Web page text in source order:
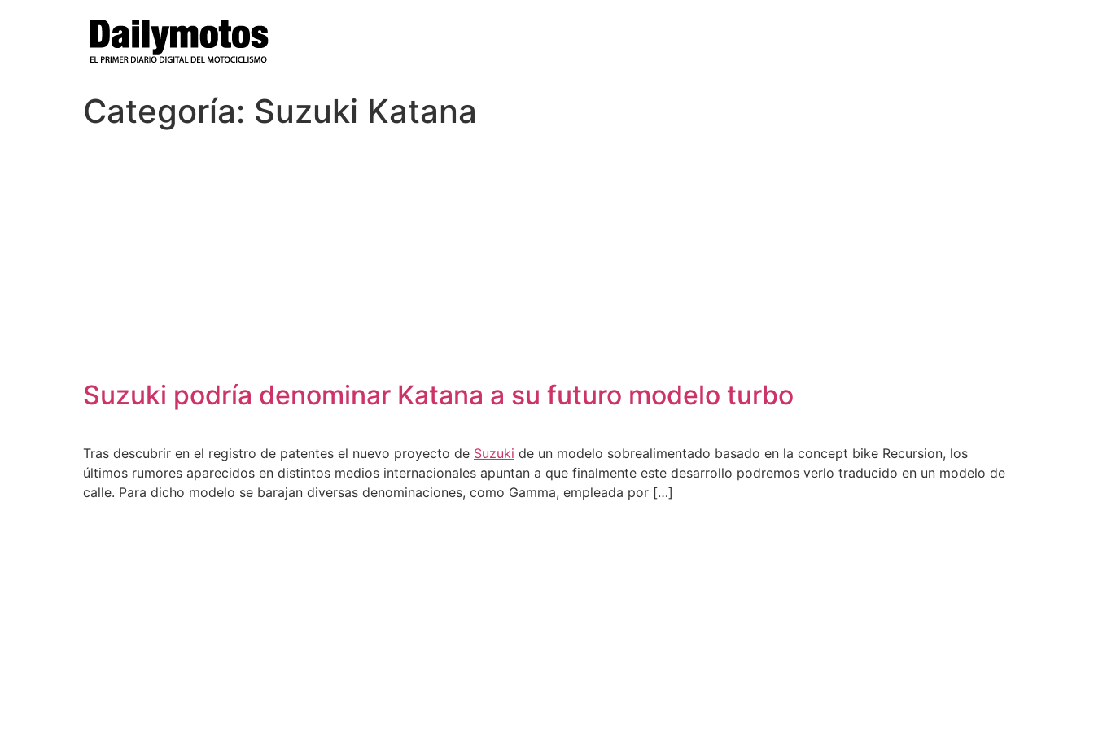
Categoría: Suzuki Katana
Suzuki podría denominar Katana a su futuro modelo turbo
Tras descubrir en el registro de patentes el nuevo proyecto de Suzuki de un modelo sobrealimentado basado en la concept bike Recursion, los
últimos rumores aparecidos en distintos medios internacionales apuntan a que finalmente este desarrollo podremos verlo traducido en un modelo de
calle. Para dicho modelo se barajan diversas denominaciones, como Gamma, empleada por […]